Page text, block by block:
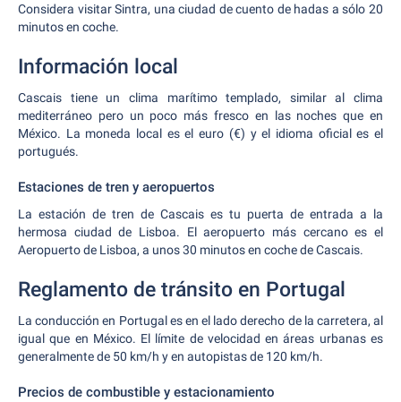
Considera visitar Sintra, una ciudad de cuento de hadas a sólo 20
minutos en coche.
Información local
Cascais tiene un clima marítimo templado, similar al clima
mediterráneo pero un poco más fresco en las noches que en
México. La moneda local es el euro (€) y el idioma oficial es el
portugués.
Estaciones de tren y aeropuertos
La estación de tren de Cascais es tu puerta de entrada a la
hermosa ciudad de Lisboa. El aeropuerto más cercano es el
Aeropuerto de Lisboa, a unos 30 minutos en coche de Cascais.
Reglamento de tránsito en Portugal
La conducción en Portugal es en el lado derecho de la carretera, al
igual que en México. El límite de velocidad en áreas urbanas es
generalmente de 50 km/h y en autopistas de 120 km/h.
Precios de combustible y estacionamiento